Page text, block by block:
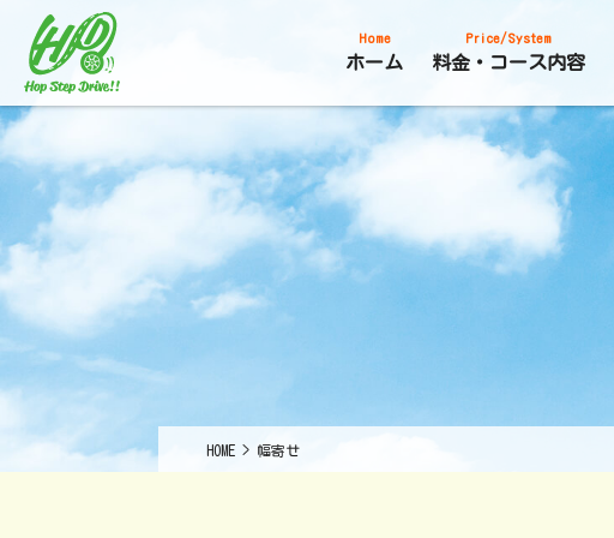
Home
ホーム
Price/System
料金・コース内容
HOME > 幅寄せ